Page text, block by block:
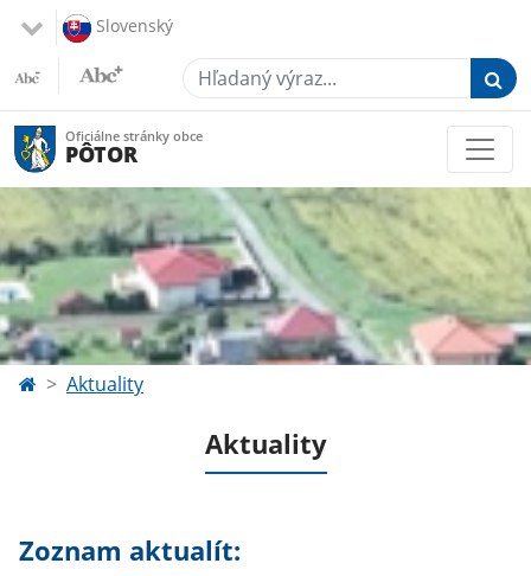
Slovenský
Hľadaný výraz...
Oficiálne stránky obce
PÔTOR
Aktuality
Aktuality
Zoznam aktualít: